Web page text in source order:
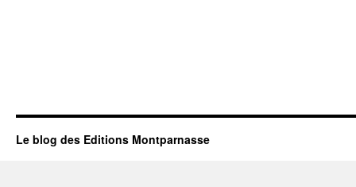
Le blog des Editions Montparnasse